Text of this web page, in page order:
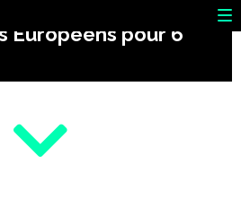
e-Merchandising
Européens pour 6